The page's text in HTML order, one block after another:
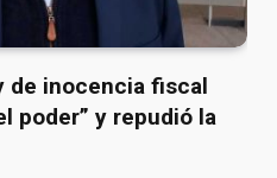
de inocencia fiscal
poder” y repudió la